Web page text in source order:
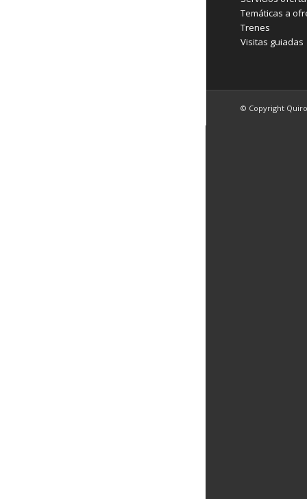
Temáticas a
Trenes
Visitas guiadas
© Copyright